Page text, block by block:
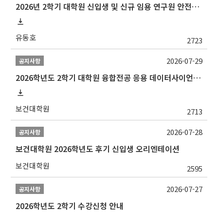
2026년 2학기 대학원 신입생 및 신규 임용 연구원 안전환경교육(신규교육) 실시 안내
유동호 2723
공지사항
2026학년도 2학기 대학원 융합전공 응용 데이터사이언스 선발 계획 알림
보건대학원 2713
2026-07-29
공지사항
보건대학원 2026학년도 후기 신입생 오리엔테이션
보건대학원 2595
2026-07-28
공지사항
2026학년도 2학기 수강신청 안내
2026-07-27